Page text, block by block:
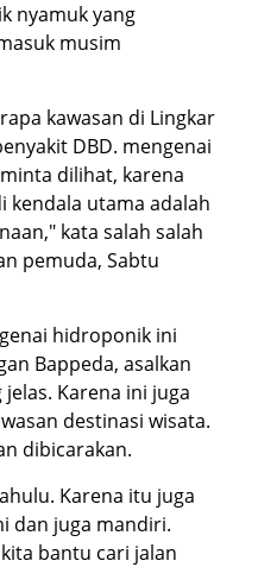
nyamuk yang
musim
kawasan di Lingkar
DBD. mengenai
dilihat, karena
kendala utama adalah
kata salah salah
pemuda, Sabtu
hidroponik ini
Bappeda, asalkan
Karena ini juga
destinasi wisata.
dibicarakan.
Karena itu juga
dan juga mandiri.
bantu cari jalan